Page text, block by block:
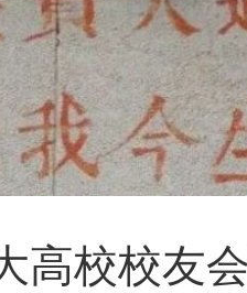
高校校友